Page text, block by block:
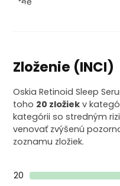
Zloženie (INCI)
Oskia Retinoid Sleep
toho 20 zložiek v
kategórii so stredným
venovať zvýšenú
zoznamu zložiek.
20